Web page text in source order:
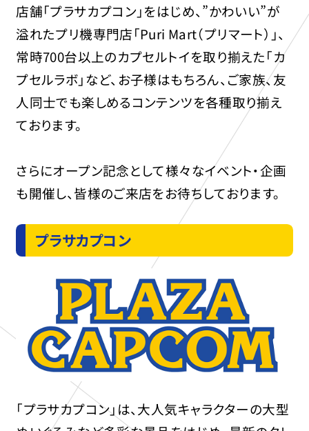
店舗「プラサカプコン」をはじめ、”かわいい”が
溢れたプリ機専門店「Puri Mart（プリマート）」、
常時700台以上のカプセルトイを取り揃えた「カ
プセルラボ」など、お子様はもちろん、ご家族、友
人同士でも楽しめるコンテンツを各種取り揃え
ております。
さらにオープン記念として様々なイベント・企画
も開催し、皆様のご来店をお待ちしております。
プラサカプコン
「プラサカプコン」は、大人気キャラクターの大型